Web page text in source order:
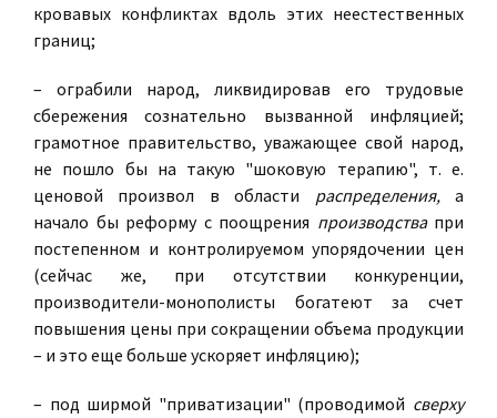
кровавых конфликтах вдоль этих неестественных
границ;
– ограбили народ, ликвидировав его трудовые
сбережения сознательно вызванной инфляцией;
грамотное правительство, уважающее свой народ,
не пошло бы на такую "шоковую терапию", т. е.
ценовой произвол в области распределения,а
начало бы реформу с поощрения производства при
постепенном и контролируемом упорядочении цен
(сейчас же, при отсутствии конкуренции,
производители-монополисты богатеют за счет
повышения цены при сокращении объема продукции
– и это еще больше ускоряет инфляцию);
– под ширмой "приватизации" (проводимой сверху